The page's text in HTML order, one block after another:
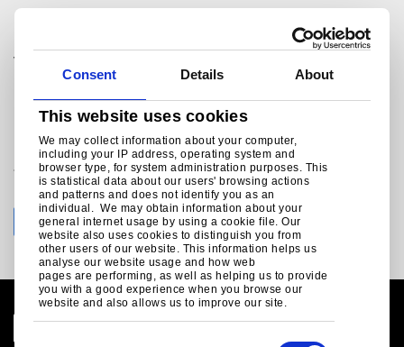
Consent Details About
This website uses cookies
We may collect information about your computer,
including your IP address, operating system and
browser type, for system administration purposes. This
is statistical data about our users' browsing actions
and patterns and does not identify you as an
individual. We may obtain information about your
general internet usage by using a cookie file. Our
website also uses cookies to distinguish you from
other users of our website. This information helps us
analyse our website usage and how web
pages are performing, as well as helping us to provide
you with a good experience when you browse our
website and also allows us to improve our site.
veiledning til ditt nye
prosjekt? Kontakt oss
Ring Tata Steel Norway Byggsystemer A/S på
+47 35 91 52 00
info.nbs-no@tatasteeleurope.com